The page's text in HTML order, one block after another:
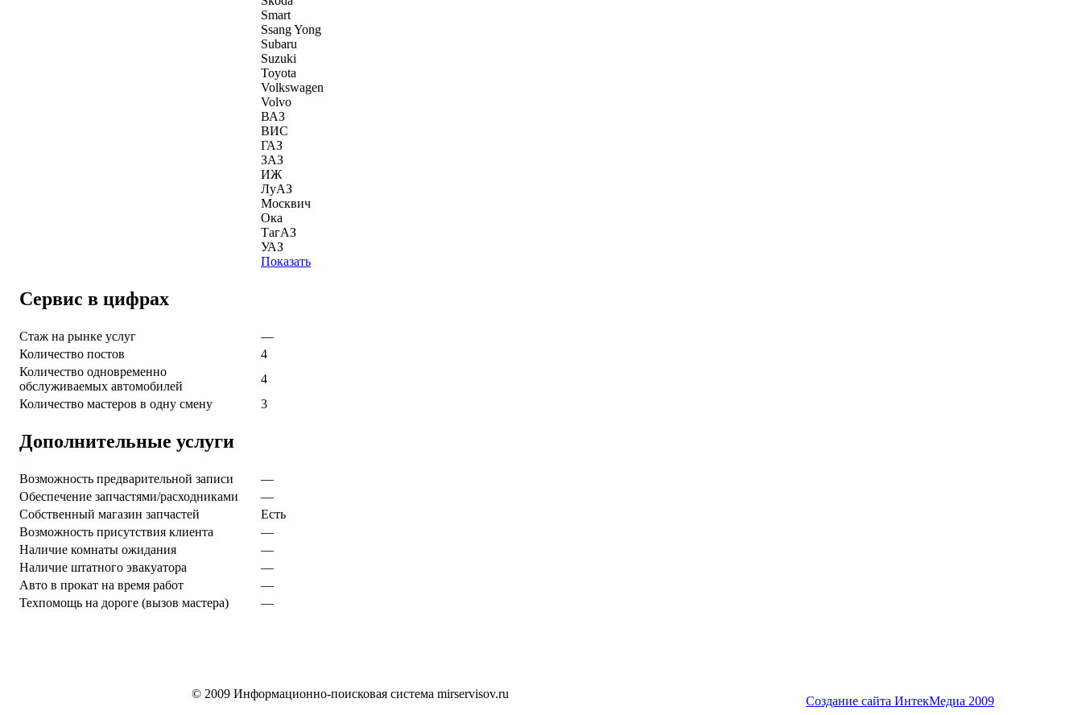
Smart
Ssang Yong
Subaru
Suzuki
Toyota
Volkswagen
Volvo
ВАЗ
ВИС
ГАЗ
ЗАЗ
ИЖ
ЛуАЗ
Москвич
Ока
ТагАЗ
УАЗ
Показать
Сервис в цифрах
Стаж на рынке услуг
—
Количество постов
4
Количество одновременно
обслуживаемых автомобилей
4
Количество мастеров в одну смену
3
Дополнительные услуги
Возможность предварительной записи
—
Обеспечение запчастями/расходниками
—
Собственный магазин запчастей
Есть
Возможность присутствия клиента
—
Наличие комнаты ожидания
—
Наличие штатного эвакуатора
—
Авто в прокат на время работ
—
Техпомощь на дороге (вызов мастера)
—
© 2009 Информационно-поисковая система mirservisov.ru
Создание сайта ИнтекМедиа 2009